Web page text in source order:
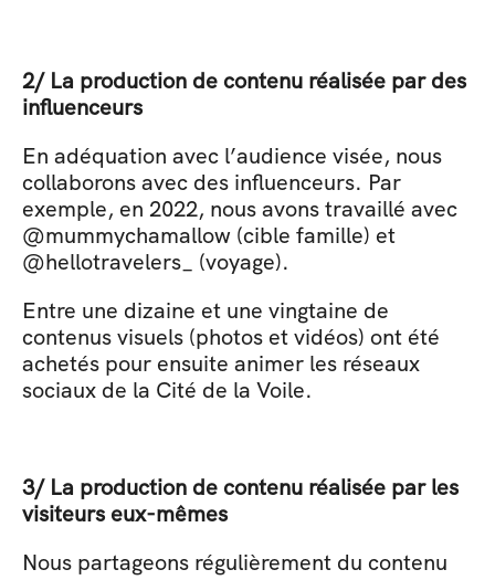
2/ La production de contenu réalisée par des
influenceurs
En adéquation avec l’audience visée, nous
collaborons avec des influenceurs. Par
exemple, en 2022, nous avons travaillé avec
@mummychamallow (cible famille) et
@hellotravelers_ (voyage).
Entre une dizaine et une vingtaine de
contenus visuels (photos et vidéos) ont été
achetés pour ensuite animer les réseaux
sociaux de la Cité de la Voile.
3/ La production de contenu réalisée par les
visiteurs eux-mêmes
Nous partageons régulièrement du contenu